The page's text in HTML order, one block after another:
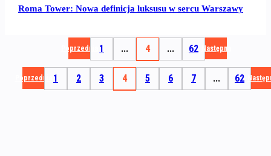
Roma Tower: Nowa definicja luksusu w sercu Warszawy
Poprzednia 1 ... 4 ... 62 Następna
Poprzednia 1 2 3 4 5 6 7 ... 62